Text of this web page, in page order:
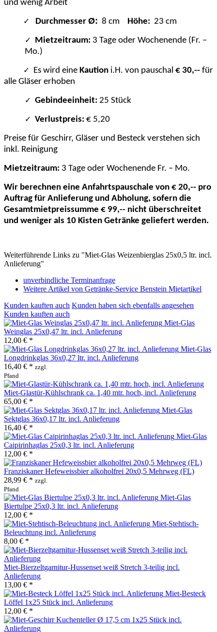
und wenig Arbeit
✓ Durchmesser Ø: 8 cm Höhe: 23 cm
✓ Mietzeitraum: 3 Tage oder Wochenende (Fr. –
Mo.)
✓ Es wird eine Kaution i.H. von pauschal € 30,-- für
alle Gläser erhoben
✓ Gebindeeinheit: 25 Stück
✓ Verlustpreis: € 5,20
Preise für Geschirr, Gläser und Besteck verstehen sich
inkl. Reinigung
Mietzeitraum: 3 Tage oder Wochenende Fr. – Mo.
Wir berechnen eine Anfahrtspauschale von € 20,-- pro
Auftrag für Anlieferung und Abholung, sofern die
Gesamtmietpreissumme € 99,-- nicht überschreitet
und weniger als 10 Kisten Getränke geliefert werden.
Weiterführende Links zu "Miet-Glas Weizenbierglas 25x0,5 ltr. incl.
Anlieferung"
unverbindliche Terminanfrage
Weitere Artikel von Getränke-Service Benstein Mietartikel
Kunden kauften auch Kunden haben sich ebenfalls angesehen
Kunden kauften auch
Miet-Glas
Weinglas 25x0,47 ltr. incl. Anlieferung
12,00 € *
Miet-Glas
Longdrinkglas 36x0,27 ltr. incl. Anlieferung
16,40 € * zzgl.
Pfand
Miet-Glastür-Kühlschrank ca. 1,40 mtr. hoch, incl. Anlieferung
65,00 € *
Miet-Glas
Sektglas 36x0,17 ltr. incl. Anlieferung
16,40 € *
Miet-Glas
Caipirinhaglas 25x0,3 ltr. incl. Anlieferung
12,00 € *
Franziskaner Hefeweissbier alkoholfrei 20x0,5 Mehrweg (FL)
28,99 € * zzgl.
Pfand
Miet-Glas
Biertulpe 25x0,3 ltr. incl. Anlieferung
12,00 € *
Miet-Stehtisch-
Beleuchtung incl. Anlieferung
8,00 € *
Miet-Bierzeltgarnitur-Hussenset weiß Stretch 3-teilig incl.
Anlieferung
13,00 € *
Miet-Besteck
Löffel 1x25 Stück incl. Anlieferung
12,00 € *